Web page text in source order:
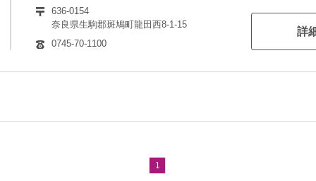
636-0154
奈良県生駒郡斑鳩町龍田西8-1-15
0745-70-1100
詳
1